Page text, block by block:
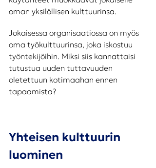
oman yksilöllisen kulttuurinsa.
Jokaisessa organisaatiossa on myös
oma työkulttuurinsa, joka iskostuu
työntekijöihin. Miksi siis kannattaisi
tutustua uuden tuttavuuden
oletettuun kotimaahan ennen
tapaamista?
Yhteisen kulttuurin
luominen